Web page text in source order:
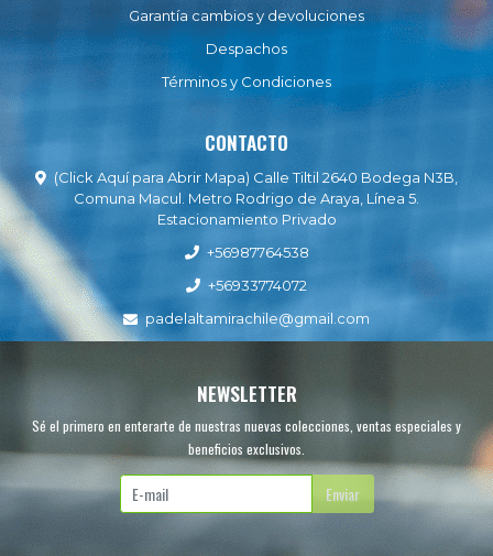
Garantía cambios y devoluciones
Despachos
Términos y Condiciones
CONTACTO
(Click Aquí para Abrir Mapa) Calle Tiltil 2640 Bodega N3B,
Comuna Macul. Metro Rodrigo de Araya, Línea 5.
Estacionamiento Privado
+56987764538
+56933774072
padelaltamirachile@gmail.com
NEWSLETTER
Sé el primero en enterarte de nuestras nuevas colecciones, ventas especiales y
beneficios exclusivos.
Enviar